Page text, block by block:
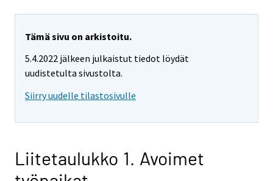
Tämä sivu on arkistoitu.
5.4.2022 jälkeen julkaistut tiedot löydät
uudistetulta sivustolta.
Siirry uudelle tilastosivulle
Liitetaulukko 1. Avoimet